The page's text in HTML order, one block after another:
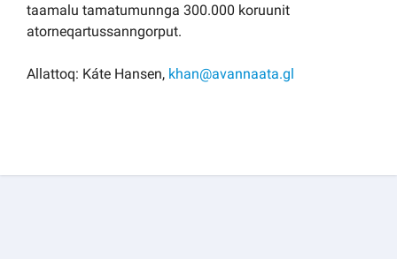
taamalu tamatumunnga 300.000 koruunit
atorneqartussanngorput.
Allattoq: Káte Hansen, khan@avannaata.gl